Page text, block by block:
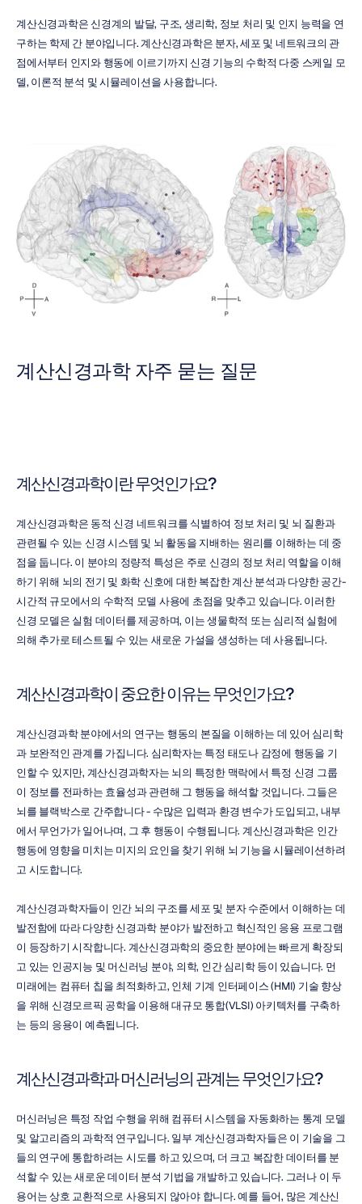
계산신경과학은 신경계의 발달, 구조, 생리학, 정보 처리 및 인지 능력을 연
구하는 학제 간 분야입니다. 계산신경과학은 분자, 세포 및 네트워크의 관
점에서부터 인지와 행동에 이르기까지 신경 기능의 수학적 다중 스케일 모
델, 이론적 분석 및 시뮬레이션을 사용합니다.
계산신경과학 자주 묻는 질문
계산신경과학이란 무엇인가요?
계산신경과학은 동적 신경 네트워크를 식별하여 정보 처리 및 뇌 질환과
관련될 수 있는 신경 시스템 및 뇌 활동을 지배하는 원리를 이해하는 데 중
점을 둡니다. 이 분야의 정량적 특성은 주로 신경의 정보 처리 역할을 이해
하기 위해 뇌의 전기 및 화학 신호에 대한 복잡한 계산 분석과 다양한 공간-
시간적 규모에서의 수학적 모델 사용에 초점을 맞추고 있습니다. 이러한
신경 모델은 실험 데이터를 제공하며, 이는 생물학적 또는 심리적 실험에
의해 추가로 테스트될 수 있는 새로운 가설을 생성하는 데 사용됩니다.
계산신경과학이 중요한 이유는 무엇인가요?
계산신경과학 분야에서의 연구는 행동의 본질을 이해하는 데 있어 심리학
과 보완적인 관계를 가집니다. 심리학자는 특정 태도나 감정에 행동을 기
인할 수 있지만, 계산신경과학자는 뇌의 특정한 맥락에서 특정 신경 그룹
이 정보를 전파하는 효율성과 관련해 그 행동을 해석할 것입니다. 그들은
뇌를 블랙박스로 간주합니다 - 수많은 입력과 환경 변수가 도입되고, 내부
에서 무언가가 일어나며, 그 후 행동이 수행됩니다. 계산신경과학은 인간
행동에 영향을 미치는 미지의 요인을 찾기 위해 뇌 기능을 시뮬레이션하려
고 시도합니다.
계산신경과학자들이 인간 뇌의 구조를 세포 및 분자 수준에서 이해하는 데
발전함에 따라 다양한 신경과학 분야가 발전하고 혁신적인 응용 프로그램
이 등장하기 시작합니다. 계산신경과학의 중요한 분야에는 빠르게 확장되
고 있는 인공지능 및 머신러닝 분야, 의학, 인간 심리학 등이 있습니다. 먼
미래에는 컴퓨터 칩을 최적화하고, 인체 기계 인터페이스 (HMI) 기술 향상
을 위해 신경모르픽 공학을 이용해 대규모 통합(VLSI) 아키텍처를 구축하
는 등의 응용이 예측됩니다.
계산신경과학과 머신러닝의 관계는 무엇인가요?
머신러닝은 특정 작업 수행을 위해 컴퓨터 시스템을 자동화하는 통계 모델
및 알고리즘의 과학적 연구입니다. 일부 계산신경과학자들은 이 기술을 그
들의 연구에 통합하려는 시도를 하고 있으며, 더 크고 복잡한 데이터를 분
석할 수 있는 새로운 데이터 분석 기법을 개발하고 있습니다. 그러나 이 두
용어는 상호 교환적으로 사용되지 않아야 합니다. 예를 들어, 많은 계산신